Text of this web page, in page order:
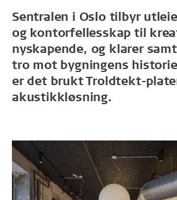
Sentralen i Oslo tilbyr
og kontorfellesskap til
nyskapende, og klarer
tro mot bygningens
er det brukt Troldtekt-
akustikkløsning.